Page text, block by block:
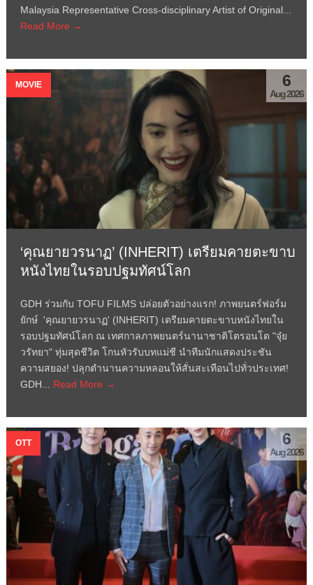
Malaysia Representative Cross-disciplinary Artist of Original...
Read More →
MOVIE 6
Aug 2026
‘คุณยายวรนาฏ’ (INHERIT) เตรียมคายตะขาบ
หนังไทยในรอบปฐมทัศน์โลก
GDH ร่วมกับ TOFU FILMS ปล่อยตัวอย่างแรก! ภาพยนตร์ฟอร์ม
ยักษ์ 'คุณยายวรนาฏ' (INHERIT) เตรียมคายตะขาบหนังไทยใน
รอบปฐมทัศน์โลก ณ เทศกาลภาพยนตร์นานาชาติโตรอนโต "จุ๋ย
วรัทยา" ทุ่มสุดชีวิต โกนหัวรับบทแม่ชี นำทีมนักแสดงประชัน
ความสยอง! ปลุกตำนานความหลอนให้สั่นสะเทือนไปทั่วประเทศ!
GDH... Read More →
OTT 6
Aug 2026